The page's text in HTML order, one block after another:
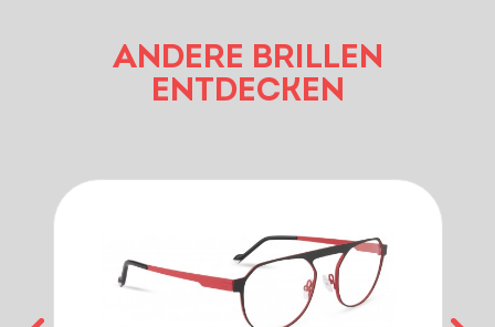
ANDERE BRILLEN
ENTDECKEN